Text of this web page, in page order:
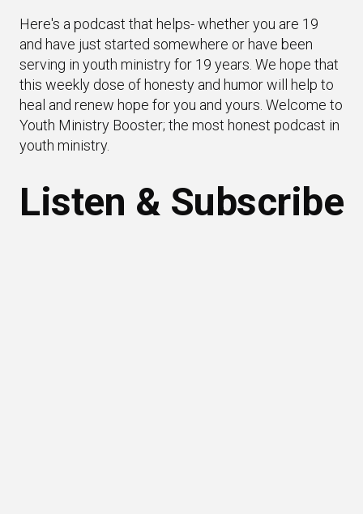
Here's a podcast that helps- whether you are 19
and have just started somewhere or have been
serving in youth ministry for 19 years. We hope that
this weekly dose of honesty and humor will help to
heal and renew hope for you and yours. Welcome to
Youth Ministry Booster; the most honest podcast in
youth ministry.
Listen & Subscribe